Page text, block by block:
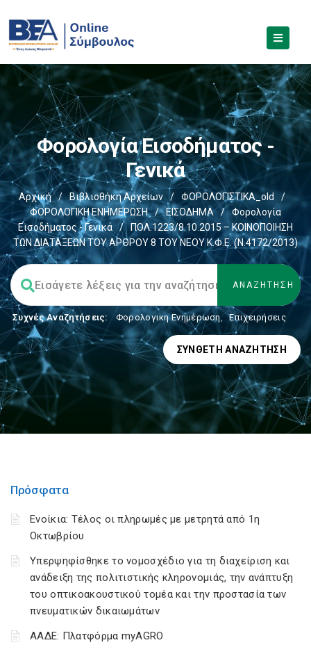
Φορολογία Εισοδήματος -
Γενικά
Αρχική / Βιβλιοθήκη Αρχείων / ΦΟΡΟΛΟΓΙΣΤΙΚΑ_old
/
ΦΟΡΟΛΟΓΙΚΗ ΕΝΗΜΕΡΩΣΗ
/ ΕΙΣΟΔΗΜΑ /
Φορολογία
Εισοδήματος - Γενικά
/
ΠΟΛ.1223/8.10.2015 – ΚΟΙΝΟΠΟΙΗΣΗ
ΤΩΝ ΔΙΑΤΑΞΕΩΝ ΤΟΥ ΑΡΘΡΟΥ 8 ΤΟΥ ΝΕΟΥ Κ.Φ.Ε. (Ν.4172/2013)
Συχνές Αναζητήσεις: Φορολογικη Ενημέρωση, Επιχειρήσεις
ΣΎΝΘΕΤΗ ΑΝΑΖΉΤΗΣΗ
Πρόσφατα
Ενοίκια: Τέλος οι πληρωμές με μετρητά από 1η
Οκτωβρίου
Υπερψηφίσθηκε το νομοσχέδιο για τη διαχείριση και
ανάδειξη της πολιτιστικής κληρονομιάς, την ανάπτυξη
του οπτικοακουστικού τομέα και την προστασία των
πνευματικών δικαιωμάτων
ΑΑΔΕ: Πλατφόρμα myAGRO